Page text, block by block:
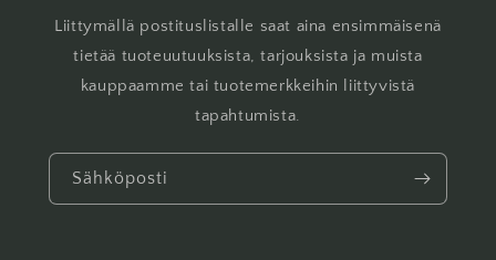
Liittymällä postituslistalle saat aina ensimmäisenä
tietää tuoteuutuuksista, tarjouksista ja muista
kauppaamme tai tuotemerkkeihin liittyvistä
tapahtumista.
Sähköposti